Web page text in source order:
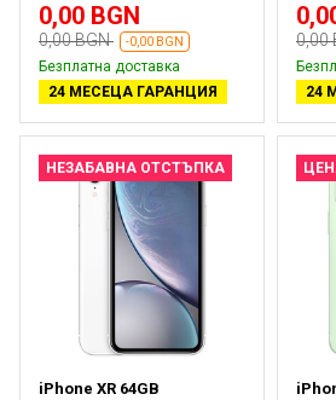
0,00 BGN
0,00 BGN -0,00 BGN
Безплатна доставка
24 МЕСЕЦА ГАРАНЦИЯ
0,00
24
НЕЗАБАВНА ОТСТЪПКА
iPhone XR 64GB